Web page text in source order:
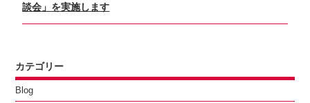
ン
post:
談会」を実施します
カテゴリー
Blog